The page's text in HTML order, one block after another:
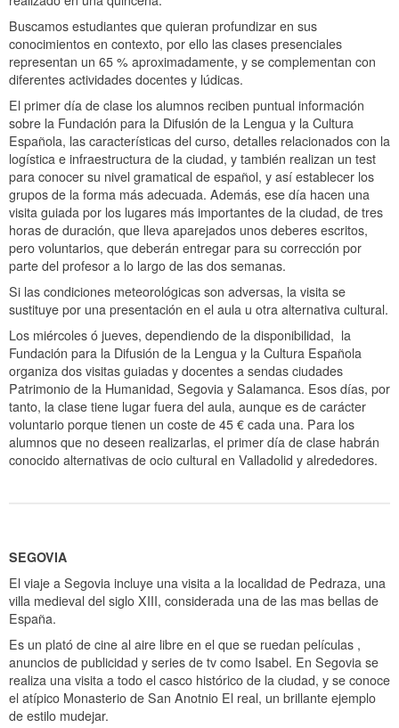
Buscamos estudiantes que quieran profundizar en sus
conocimientos en contexto, por ello las clases presenciales
representan un 65 % aproximadamente, y se complementan con
diferentes actividades docentes y lúdicas.
El primer día de clase los alumnos reciben puntual información
sobre la Fundación para la Difusión de la Lengua y la Cultura
Española, las características del curso, detalles relacionados con la
logística e infraestructura de la ciudad, y también realizan un test
para conocer su nivel gramatical de español, y así establecer los
grupos de la forma más adecuada. Además, ese día hacen una
visita guiada por los lugares más importantes de la ciudad, de tres
horas de duración, que lleva aparejados unos deberes escritos,
pero voluntarios, que deberán entregar para su corrección por
parte del profesor a lo largo de las dos semanas.
Si las condiciones meteorológicas son adversas, la visita se
sustituye por una presentación en el aula u otra alternativa cultural.
Los miércoles ó jueves, dependiendo de la disponibilidad, la
Fundación para la Difusión de la Lengua y la Cultura Española
organiza dos visitas guiadas y docentes a sendas ciudades
Patrimonio de la Humanidad, Segovia y Salamanca. Esos días, por
tanto, la clase tiene lugar fuera del aula, aunque es de carácter
voluntario porque tienen un coste de 45 € cada una. Para los
alumnos que no deseen realizarlas, el primer día de clase habrán
conocido alternativas de ocio cultural en Valladolid y alrededores.
SEGOVIA
El viaje a Segovia incluye una visita a la localidad de Pedraza, una
villa medieval del siglo XIII, considerada una de las mas bellas de
España.
Es un plató de cine al aire libre en el que se ruedan películas ,
anuncios de publicidad y series de tv como Isabel. En Segovia se
realiza una visita a todo el casco histórico de la ciudad, y se conoce
el atípico Monasterio de San Anotnio El real, un brillante ejemplo
de estilo mudejar.